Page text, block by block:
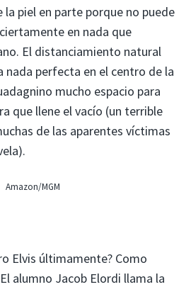
piel en parte porque no puede
en nada que
El distanciamiento natural
nada perfecta en el centro de la
mucho espacio para
que llene el vacío (un terrible
de las aparentes víctimas
Amazon/MGM
Elvis últimamente? Como
alumno Jacob Elordi llama la